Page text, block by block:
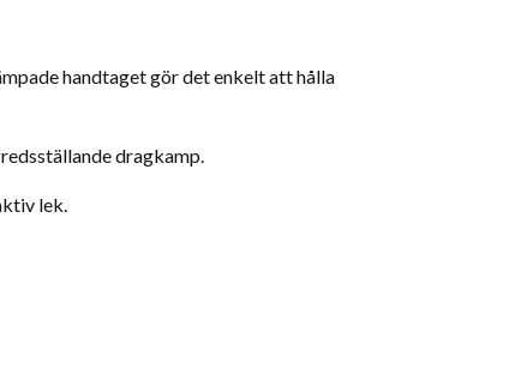
handtaget gör det enkelt att hålla
dragkamp.
lek.